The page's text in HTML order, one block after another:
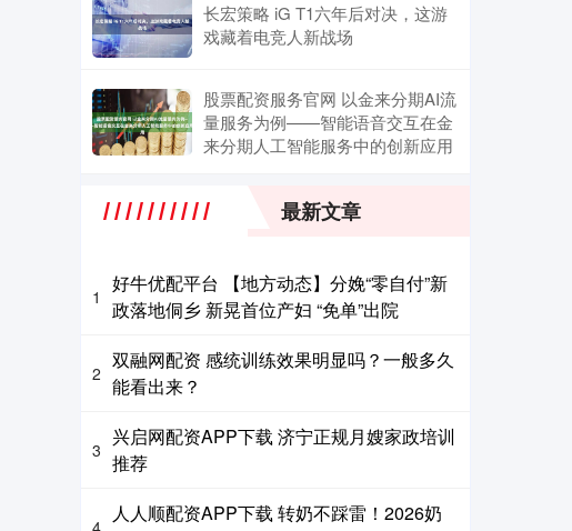
长宏策略 iG T1六年后对决，这游
戏藏着电竞人新战场
股票配资服务官网 以金来分期AI流
量服务为例——智能语音交互在金
来分期人工智能服务中的创新应用
最新文章
1
好牛优配平台 【地方动态】分娩“零自付”新
政落地侗乡 新晃首位产妇 “免单”出院
2
双融网配资 感统训练效果明显吗？一般多久
能看出来？
3
兴启网配资APP下载 济宁正规月嫂家政培训
推荐
人人顺配资APP下载 转奶不踩雷！2026奶